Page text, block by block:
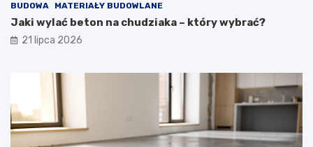
BUDOWA MATERIAŁY BUDOWLANE
Jaki wylać beton na chudziaka – który wybrać?
21 lipca 2026